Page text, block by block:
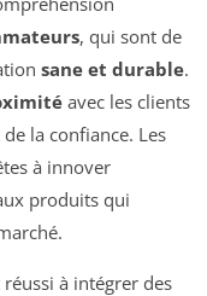
, qui sont de
sane et durable.
avec les clients
la confiance. Les
à innover
produits qui
à intégrer des